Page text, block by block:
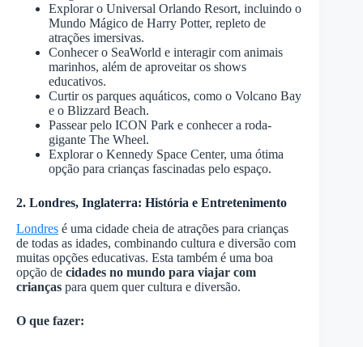
Explorar o Universal Orlando Resort, incluindo o
Mundo Mágico de Harry Potter, repleto de
atrações imersivas.
Conhecer o SeaWorld e interagir com animais
marinhos, além de aproveitar os shows
educativos.
Curtir os parques aquáticos, como o Volcano Bay
e o Blizzard Beach.
Passear pelo ICON Park e conhecer a roda-
gigante The Wheel.
Explorar o Kennedy Space Center, uma ótima
opção para crianças fascinadas pelo espaço.
2. Londres, Inglaterra: História e Entretenimento
Londres é uma cidade cheia de atrações para crianças
de todas as idades, combinando cultura e diversão com
muitas opções educativas. Esta também é uma boa
opção de cidades no mundo para viajar com
crianças para quem quer cultura e diversão.
O que fazer: